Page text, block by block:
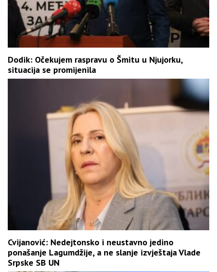
Dodik: Očekujem raspravu o Šmitu u Njujorku,
situacija se promijenila
Cvijanović: Nedejtonsko i neustavno jedino
ponašanje Lagumdžije, a ne slanje izvještaja Vlade
Srpske SB UN